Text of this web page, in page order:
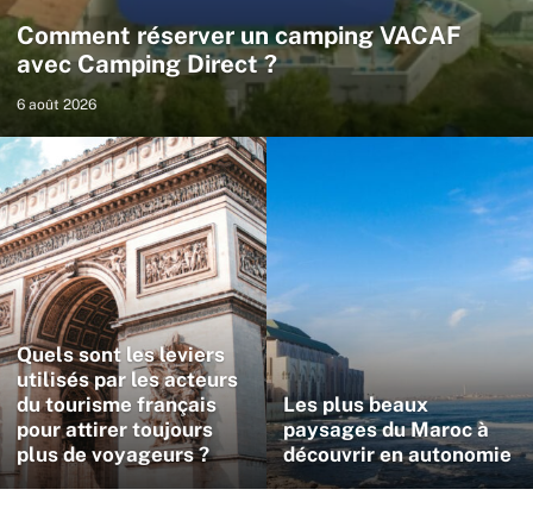
Comment réserver un camping VACAF
avec Camping Direct ?
6 août 2026
Quels sont les leviers
utilisés par les acteurs
du tourisme français
pour attirer toujours
plus de voyageurs ?
Les plus beaux
paysages du Maroc à
découvrir en autonomie